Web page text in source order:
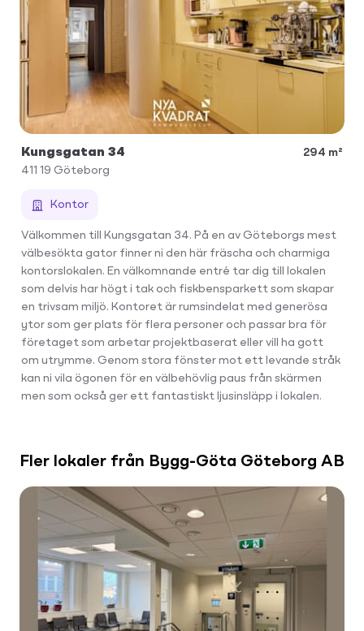
Kungsgatan 34
294 m²
411 19 Göteborg
Kontor
Välkommen till Kungsgatan 34. På en av Göteborgs mest
välbesökta gator finner ni den här fräscha och charmiga
kontorslokalen. En välkomnande entré tar dig till lokalen
som delvis har högt i tak och fiskbensparkett som skapar
en trivsam miljö. Kontoret är rumsindelat med generösa
ytor som ger plats för flera personer och passar bra för
företaget som arbetar projektbaserat eller vill ha gott
om utrymme. Genom stora fönster mot ett levande stråk
kan ni vila ögonen för en välbehövlig paus från skärmen
men som också ger ett fantastiskt ljusinsläpp i lokalen.
Fler lokaler från Bygg-Göta Göteborg AB